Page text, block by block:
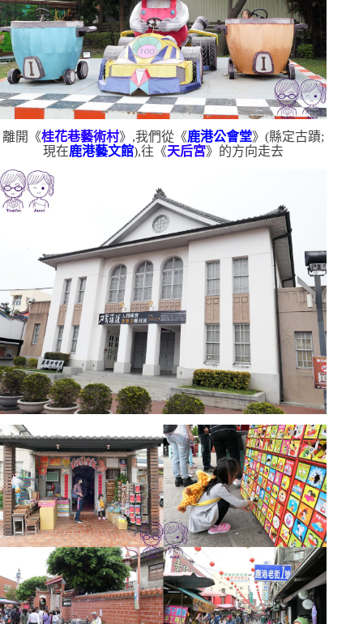
離開《桂花巷藝術村》,我們從《鹿港公會堂》(縣定古蹟;
現在鹿港藝文館),往《天后宮》的方向走去